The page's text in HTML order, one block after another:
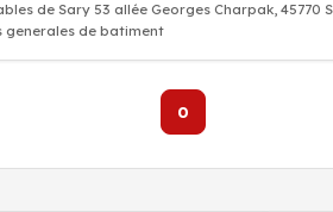
de Sary 53 allée Georges Charpak, 45770
generales de batiment
0